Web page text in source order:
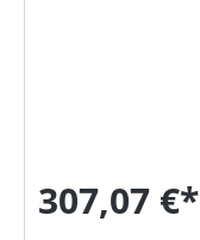
307,07 €*